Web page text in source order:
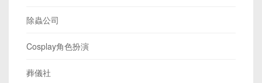
除蟲公司
Cosplay角色扮演
葬儀社